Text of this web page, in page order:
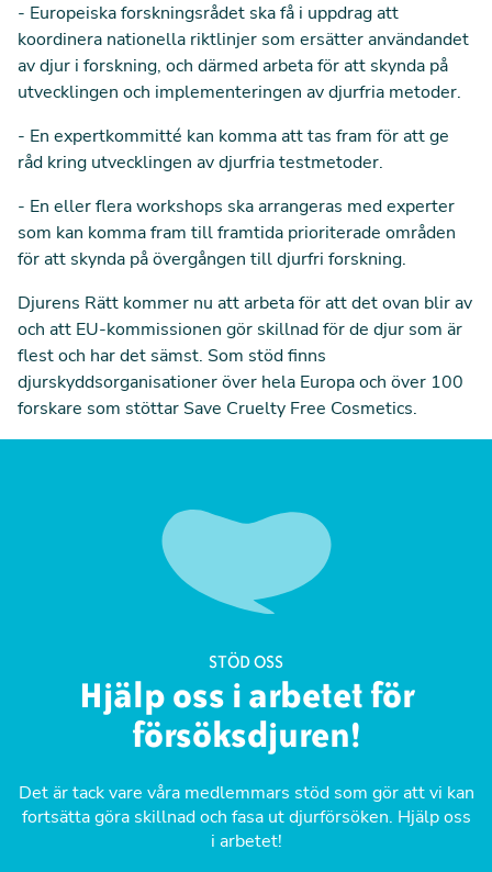
- Europeiska forskningsrådet ska få i uppdrag att
koordinera nationella riktlinjer som ersätter användandet
av djur i forskning, och därmed arbeta för att skynda på
utvecklingen och implementeringen av djurfria metoder.
- En expertkommitté kan komma att tas fram för att ge
råd kring utvecklingen av djurfria testmetoder.
- En eller flera workshops ska arrangeras med experter
som kan komma fram till framtida prioriterade områden
för att skynda på övergången till djurfri forskning.
Djurens Rätt kommer nu att arbeta för att det ovan blir av
och att EU-kommissionen gör skillnad för de djur som är
flest och har det sämst. Som stöd finns
djurskyddsorganisationer över hela Europa och över 100
forskare som stöttar Save Cruelty Free Cosmetics.
STÖD OSS
Hjälp oss i arbetet för
försöksdjuren!
Det är tack vare våra medlemmars stöd som gör att vi kan
fortsätta göra skillnad och fasa ut djurförsöken. Hjälp oss
i arbetet!